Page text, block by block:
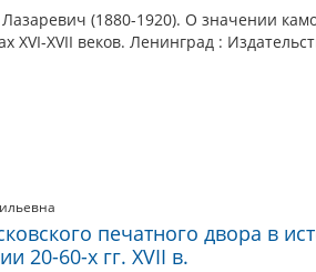
(1880-1920). О значении
XVI-XVII веков. Ленинград :
печатного двора в
20-60-х гг. XVII в.